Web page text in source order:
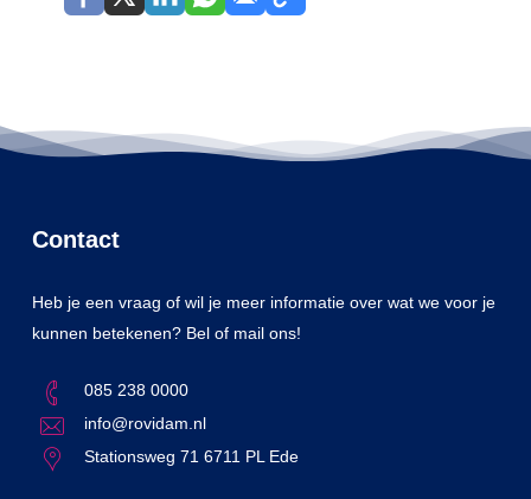
Contact
Heb je een vraag of wil je meer informatie over wat we voor je
kunnen betekenen? Bel of mail ons!
085 238 0000
info@rovidam.nl
Stationsweg 71 6711 PL Ede